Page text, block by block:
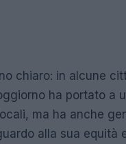
chiaro: in alcune
ha portato a
ma ha anche
alla sua equità